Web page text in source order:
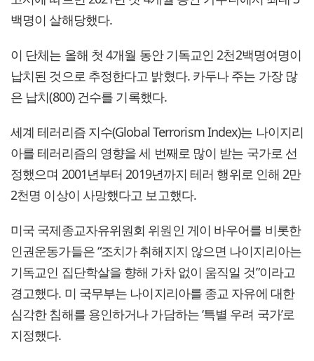
백명이 살해당했다.
이 단체는 올해 첫 4개월 동안 기독교인 2천2백명여명이
납치된 것으로 추정한다고 밝혔다. 카두나 주는 가장 많
은 납치(800) 건수를 기록했다.
세계 테러리즘 지수(Global Terrorism Index)는 나이지리
아를 테러리즘의 영향을 세 번째로 많이 받는 국가로 선
정했으며 2001년부터 2019년까지 테러 행위로 인해 2만
2천명 이상이 사망했다고 보고했다.
미국 국제종교자유위원회 위원인 게이 바우어를 비롯한
인권운동가들은 “조치가 취해지지 않으면 나이지리아는
기독교인 집단학살을 향해 가차 없이 움직일 것”이라고
경고했다. 미 국무부는 나이지리아를 종교 자유에 대한
심각한 침해를 용인하거나 가담하는 ‘특별 우려 국가’로
지정했다.